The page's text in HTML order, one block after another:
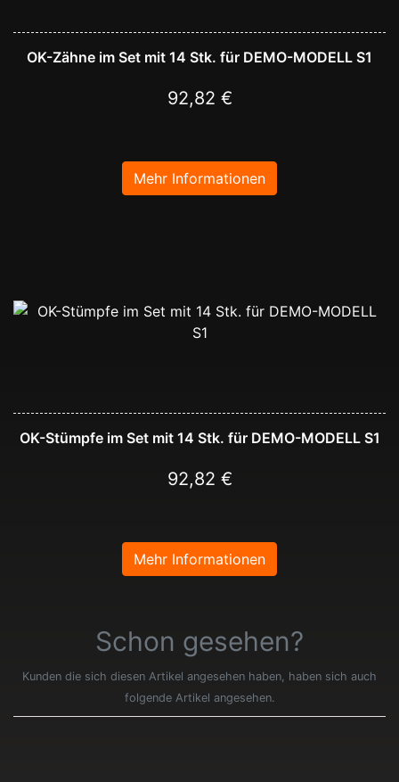
OK-Zähne im Set mit 14 Stk. für DEMO-MODELL S1
92,82 €
Mehr Informationen
OK-Stümpfe im Set mit 14 Stk. für DEMO-MODELL S1
92,82 €
Mehr Informationen
Schon gesehen?
Kunden die sich diesen Artikel angesehen haben, haben sich auch
folgende Artikel angesehen.